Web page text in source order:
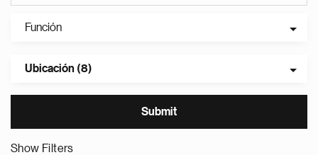
Función
Ubicación (8)
Show Filters